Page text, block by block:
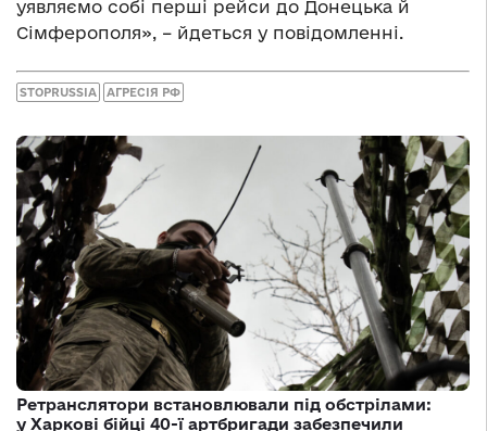
уявляємо собі перші рейси до Донецька й
Сімферополя», – йдеться у повідомленні.
STOPRUSSIA АГРЕСІЯ РФ
Ретранслятори встановлювали під обстрілами:
у Харкові бійці 40-ї артбригади забезпечили